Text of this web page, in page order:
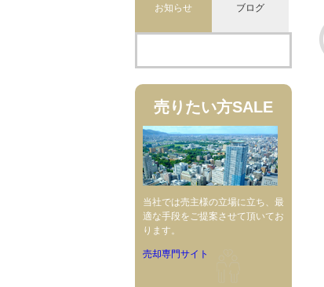
お知らせ ブログ
売りたい方SALE
当社では売主様の立場に立ち、最
適な手段をご提案させて頂いてお
ります。
売却専門サイト